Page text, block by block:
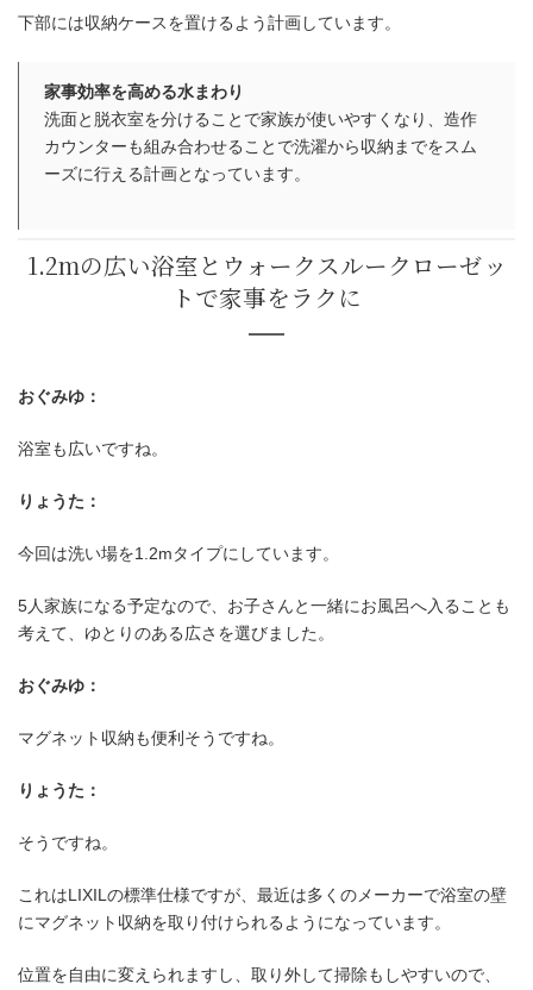
洗面・脱衣を分けて使いやすい水
下部には収納ケースを置けるよう計画しています。
家事効率を高める水まわり
洗面と脱衣室を分けることで家族が使いやすくなり、造作
カウンターも組み合わせることで洗濯から収納までをスム
ーズに行える計画となっています。
おぐみゆ：
浴室も広いですね。
りょうた：
今回は洗い場を1.2mタイプにしています。
5人家族になる予定なので、お子さんと一緒にお風呂へ入ることも
考えて、ゆとりのある広さを選びました。
おぐみゆ：
マグネット収納も便利そうですね。
りょうた：
そうですね。
これはLIXILの標準仕様ですが、最近は多くのメーカーで浴室の壁
にマグネット収納を取り付けられるようになっています。
位置を自由に変えられますし、取り外して掃除もしやすいので、